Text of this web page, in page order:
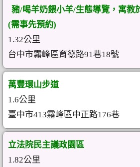
豬/喝羊奶餵小羊/生態導覽，寓教
(需事先預約)
1.32公里
台中市霧峰區育德路91巷18號
萬豐環山步道
1.6公里
臺中市413霧峰區中正路176巷
立法院民主議政園區
1.82公里